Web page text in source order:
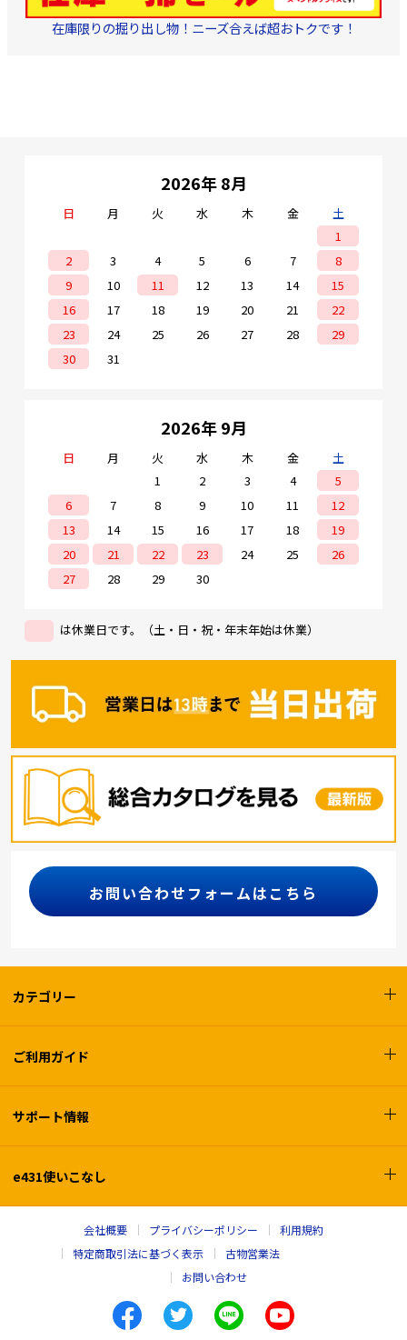
在庫限りの掘り出し物！ニーズ合えば超おトクです！
2026年 8月
日 月 火 水 木 金
土
1
2
3 4 5 6 7
8
9
10 11 12 13 14
15
16
17 18 19 20 21
22
23
24 25 26 27 28
29
30
31
2026年 9月
日 月 火 水 木 金
土
1
2 3 4
5
6
7 8 9 10 11
12
13
14 15 16 17 18
19
20
21 22 23 24 25
26
27
28 29 30
は休業日です。（土・日・祝・年末年始は休業）
お問い合わせフォームはこちら
カテゴリー
ご利用ガイド
サポート情報
e431使いこなし
会社概要 プライバシーポリシー
利用規約
特定商取引法に基づく表示
古物営業法
お問い合わせ